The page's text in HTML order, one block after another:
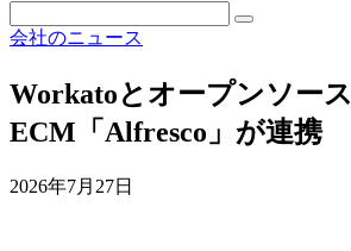
会社のニュース
Workatoとオープンソース
ECM「Alfresco」が連携
2026年7月27日